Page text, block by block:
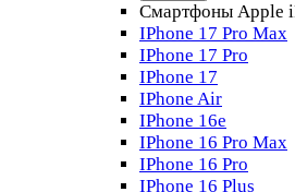
Смартфоны Apple
IPhone 17 Pro Max
IPhone 17 Pro
IPhone 17
IPhone Air
IPhone 16e
IPhone 16 Pro Max
IPhone 16 Pro
IPhone 16 Plus